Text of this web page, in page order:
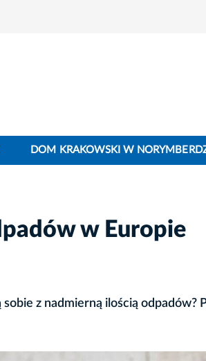
DOM KRAKOWSKI W
w Europie
z nadmierną ilością odpadów?